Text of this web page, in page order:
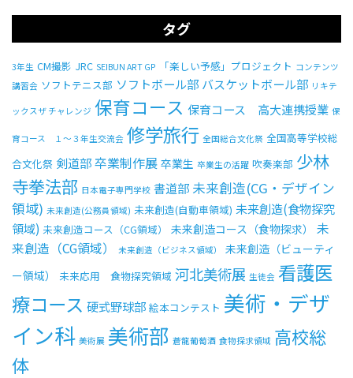
タグ
3年生 CM撮影 JRC SEIBUN ART GP 「楽しい予感」プロジェクト コンテンツ
講習会 ソフトテニス部 ソフトボール部 バスケットボール部 リキテ
ックスザ チャレンジ 保育コース 保育コース 高大連携授業 保
育コース １～３年生交流会 修学旅行 全国総合文化祭 全国高等学校総
合文化祭 剣道部卒業制作展 卒業生 卒業生の活躍 吹奏楽部 少林
寺拳法部 日本電子専門学校 書道部 未来創造(CG・デザイン
領域) 未来創造(公務員領域) 未来創造(自動車領域) 未来創造(食物探究
領域) 未来創造コース（CG領域） 未来創造コース（食物探求）
未
来創造（CG領域）
未来創造（ビジネス領域）
未来創造（ビューティ
ー領域）
未来応用 食物探究領域 河北美術展 生徒会 看護医
療コース 硬式野球部 絵本コンテスト 美術・デザ
イン科 美術展 美術部 蒼龍葡萄酒 食物探求領域 高校総
体